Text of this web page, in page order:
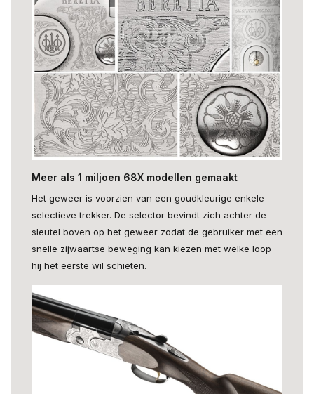
Meer als 1 miljoen 68X modellen gemaakt
Het geweer is voorzien van een goudkleurige enkele
selectieve trekker. De selector bevindt zich achter de
sleutel boven op het geweer zodat de gebruiker met een
snelle zijwaartse beweging kan kiezen met welke loop
hij het eerste wil schieten.